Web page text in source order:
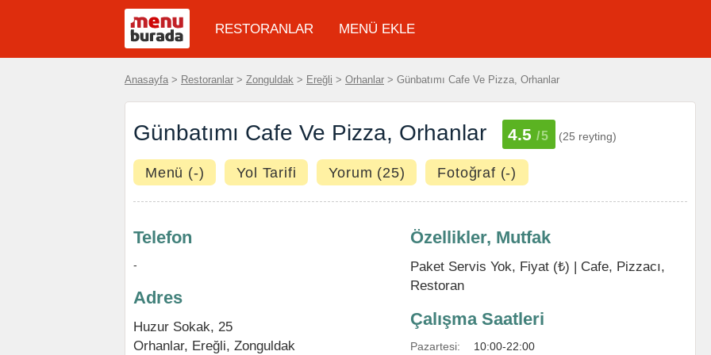
RESTORANLAR MENÜ EKLE
Anasayfa > Restoranlar > Zonguldak > Ereğli > Orhanlar > Günbatımı Cafe Ve Pizza, Orhanlar
Günbatımı Cafe Ve Pizza, Orhanlar 4.5 /5 (25 reyting)
Menü (-) Yol Tarifi Yorum (25) Fotoğraf (-)
Telefon
-
Adres
Huzur Sokak, 25
Orhanlar, Ereğli, Zonguldak
Özellikler, Mutfak
Paket Servis Yok, Fiyat (₺) | Cafe, Pizzacı,
Restoran
Çalışma Saatleri
Pazartesi:
10:00-22:00